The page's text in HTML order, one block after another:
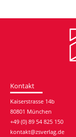
Kontakt
Kaiserstrasse 14b
80801 München
+49 (0) 89 54 825 150
kontakt@zsverlag.de